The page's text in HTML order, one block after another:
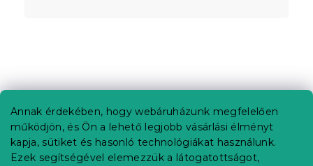
Annak érdekében, hogy webáruházunk megfelelően
működjön, és Ön a lehető legjobb vásárlási élményt
kapja, sütiket és hasonló technológiákat használunk.
Ezek segítségével elemezzük a látogatottságot,
á
Információ az Ön számára
Rendelés követése
Szállítási lehetőségek